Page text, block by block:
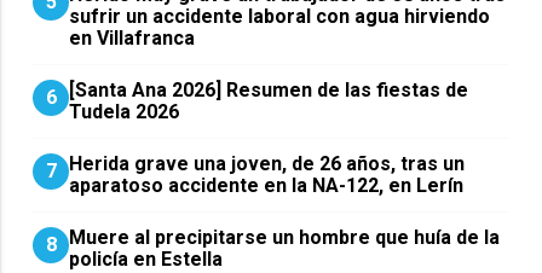
sufrir un accidente laboral con agua hirviendo
en Villafranca
6
[Santa Ana 2026] Resumen de las fiestas de
Tudela 2026
7
Herida grave una joven, de 26 años, tras un
aparatoso accidente en la NA-122, en Lerín
8
Muere al precipitarse un hombre que huía de la
policía en Estella